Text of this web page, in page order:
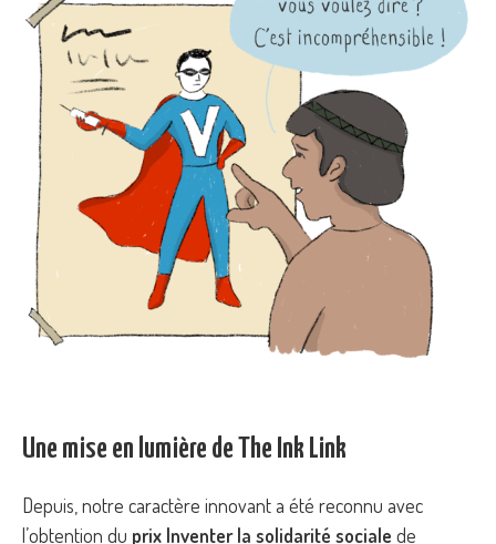
Une mise en lumière de The Ink Link
Depuis, notre caractère innovant a été reconnu avec
l’obtention du prix Inventer la solidarité sociale de